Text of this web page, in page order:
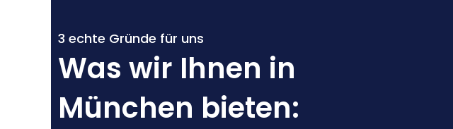
3 echte Gründe für uns
Was wir Ihnen in
München bieten: